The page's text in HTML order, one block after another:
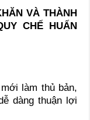
VÀ THÀNH
CHẾ HUẤN
làm thủ bản,
dàng thuận lợi